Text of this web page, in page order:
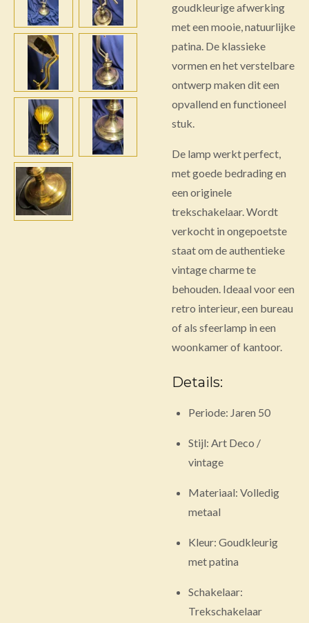
goudkleurige afwerking
met een mooie, natuurlijke
patina. De klassieke
vormen en het verstelbare
ontwerp maken dit een
opvallend en functioneel
stuk.
De lamp werkt perfect,
met goede bedrading en
een originele
trekschakelaar. Wordt
verkocht in ongepoetste
staat om de authentieke
vintage charme te
behouden. Ideaal voor een
retro interieur, een bureau
of als sfeerlamp in een
woonkamer of kantoor.
Details:
Periode: Jaren 50
Stijl: Art Deco /
vintage
Materiaal: Volledig
metaal
Kleur: Goudkleurig
met patina
Schakelaar:
Trekschakelaar